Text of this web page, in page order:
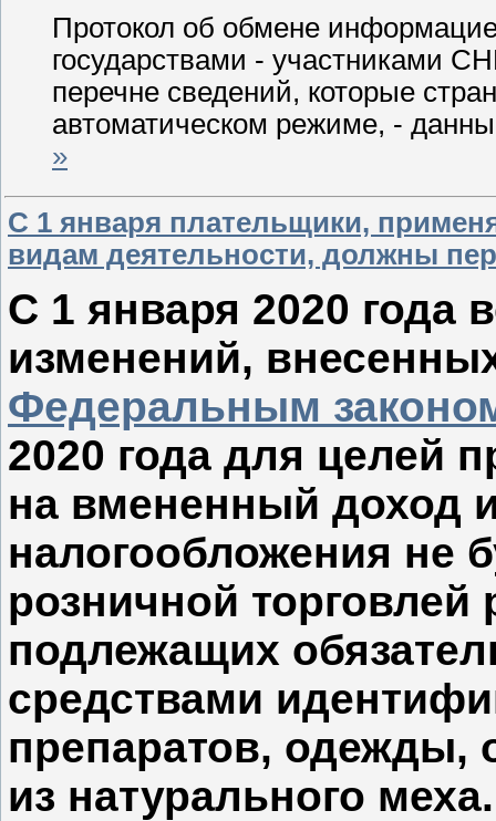
Протокол об обмене
государствами - участниками
перечне сведений, которые
автоматическом режиме, -
»
С 1 января плательщики,
видам деятельности, должны
С 1 января 2020 года
изменений,
Федеральным
2020 года для целей
на вмененный доход
налогообложения не
розничной торговлей
подлежащих
средствами
препаратов, одежды,
из натурального меха.